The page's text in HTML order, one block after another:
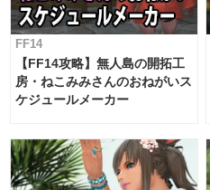
FF14
【FF14攻略】無人島の開拓工
房・ねこみみさんのおねがいス
ケジュールメーカー